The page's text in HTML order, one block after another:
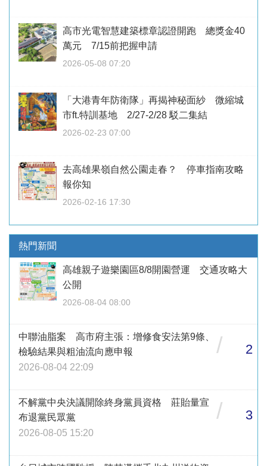
高市光電智慧建築標章認證開跑 總獎金40
萬元 7/15前把握申請
2026-05-08 07:20
「大港青年防衛隊」再揭神秘面紗 微縮城
市ft.特訓基地 2/27-2/28 駁二集結
2026-02-23 07:00
去高雄果嶺自然公園走春？ 停車指南攻略
報你知
2026-02-16 17:30
熱門新聞
高雄親子遊樂園區8/8開園營運 交通攻略大
公開
2026-08-04 08:00
中聯油脂案 高市府主張：增修食安法第9條、
檢驗結果與粗油流向應申報
2026-08-04 22:09
/ 2
不解黨中央決議開除終身黨員資格 莊貽量宣
布退黨民眾黨
2026-08-05 15:20
/ 3